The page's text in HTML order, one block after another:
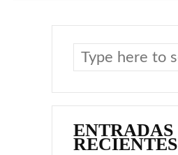
ENTRADAS
RECIENTES